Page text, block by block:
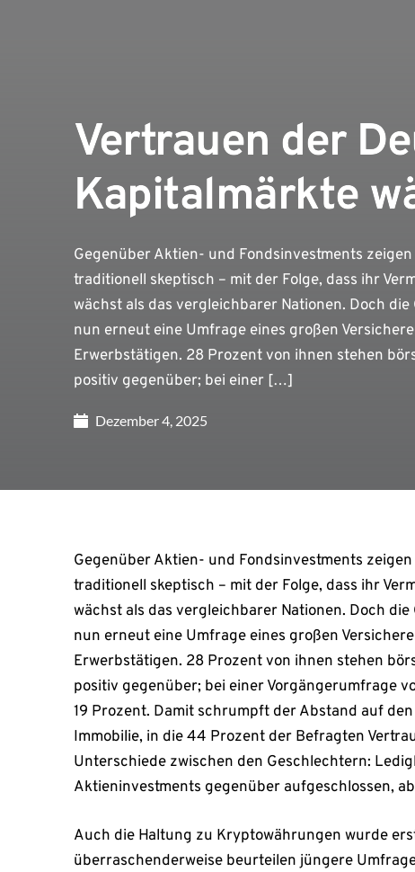
Vertrauen der
Kapitalmärkte
Gegenüber Aktien- und Fondsinvestments
traditionell skeptisch – mit der Folge, dass ihr
wächst als das vergleichbarer Nationen. Doch
nun erneut eine Umfrage eines großen
Erwerbstätigen. 28 Prozent von ihnen stehen
positiv gegenüber; bei einer […]
Dezember 4, 2025
Gegenüber Aktien- und Fondsinvestments
traditionell skeptisch – mit der Folge, dass ihr
wächst als das vergleichbarer Nationen. Doch
nun erneut eine Umfrage eines großen
Erwerbstätigen. 28 Prozent von ihnen stehen
positiv gegenüber; bei einer Vorgängerumfrage
19 Prozent. Damit schrumpft der Abstand auf
Immobilie, in die 44 Prozent der Befragten
Unterschiede zwischen den Geschlechtern:
Aktieninvestments gegenüber aufgeschlossen,
Auch die Haltung zu Kryptowährungen wurde
überraschenderweise beurteilen jüngere